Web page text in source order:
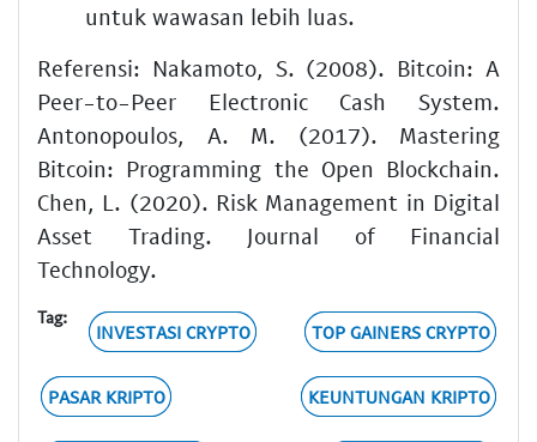
untuk wawasan lebih luas.
Referensi: Nakamoto, S. (2008). Bitcoin: A
Peer-to-Peer Electronic Cash System.
Antonopoulos, A. M. (2017). Mastering
Bitcoin: Programming the Open Blockchain.
Chen, L. (2020). Risk Management in Digital
Asset Trading. Journal of Financial
Technology.
Tag:
INVESTASI CRYPTO TOP GAINERS CRYPTO
PASAR KRIPTO KEUNTUNGAN KRIPTO